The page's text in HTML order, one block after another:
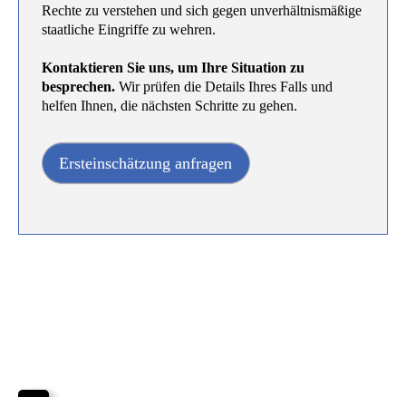
Rechte zu verstehen und sich gegen unverhältnismäßige
staatliche Eingriffe zu wehren.
Kontaktieren Sie uns, um Ihre Situation zu
besprechen. Wir prüfen die Details Ihres Falls und
helfen Ihnen, die nächsten Schritte zu gehen.
Ersteinschätzung anfragen